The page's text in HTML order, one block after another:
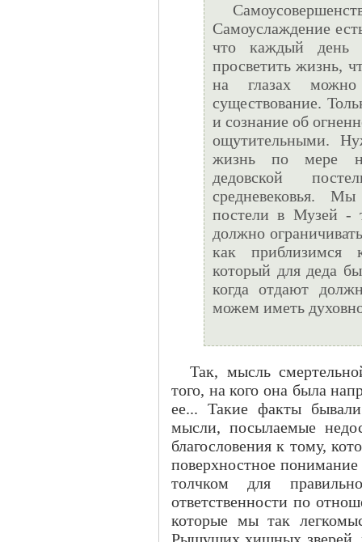
Самоуслаждение
что каждый день
просветить жизнь,
на глазах можно
существование.
и сознание об
ощутительными.
жизнь по мере
дедовской
средневековья.
постели в Музей -
должно
как приблизимся
который для деда
когда отдают
можем иметь духовно
Так, мысль
того, на кого она была
ее... Такие факты
мысли, посылаемые
благословения к тому,
поверхностное
толчком для
ответственности по
которые мы так